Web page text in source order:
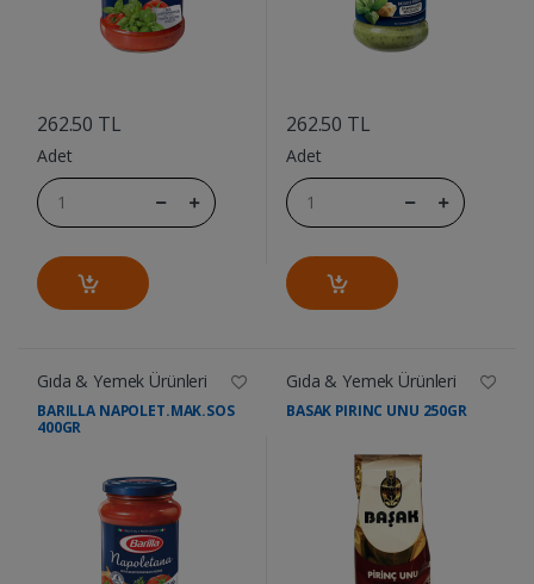
262.50 TL
Adet
262.50 TL
Adet
Gıda & Yemek Ürünleri
BARILLA NAPOLET.MAK.SOS
400GR
Gıda & Yemek Ürünleri
BASAK PIRINC UNU 250GR